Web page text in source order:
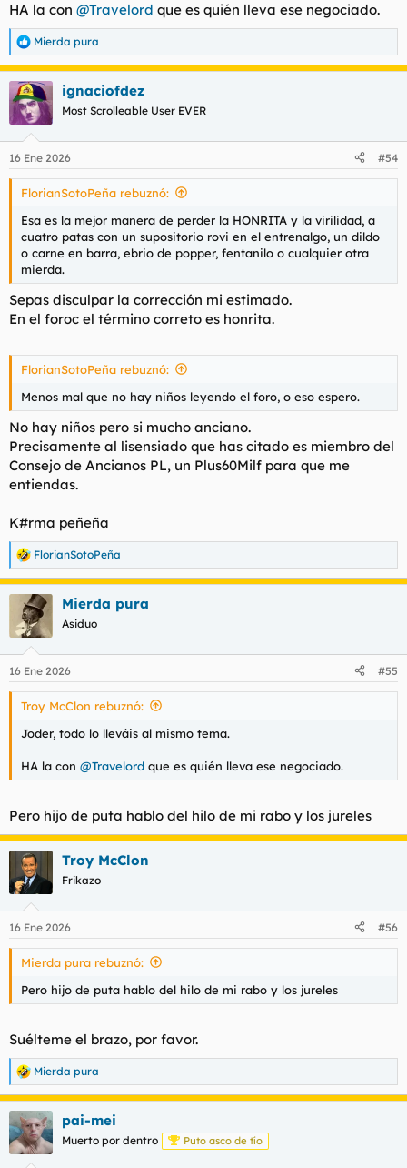
HA la con @Travelord que es quién lleva ese negociado.
R
e
a
c
c
i
e
s
Mierda pura
ignaciofdez
Most Scrolleable User EVER
16 Ene 2026 #54
FlorianSotoPeña rebuznó:
Esa es la mejor manera de perder la HONRITA y la virilidad, a
cuatro patas con un supositorio rovi en el entrenalgo, un dildo
o carne en barra, ebrio de popper, fentanilo o cualquier otra
mierda.
Sepas disculpar la corrección mi estimado.
En el foroc el término correto es honrita.
FlorianSotoPeña rebuznó:
Menos mal que no hay niños leyendo el foro, o eso espero.
No hay niños pero si mucho anciano.
Precisamente al lisensiado que has citado es miembro del
Consejo de Ancianos PL, un Plus60Milf para que me
entiendas.
K#rma peñeña
R
e
a
i
e
s
FlorianSotoPeña
Mierda pura
Asiduo
16 Ene 2026 #55
Troy McClon rebuznó:
Joder, todo lo lleváis al mismo tema.
HA la con @Travelord que es quién lleva ese negociado.
Pero hijo de puta hablo del hilo de mi rabo y los jureles
Troy McClon
Frikazo
16 Ene 2026 #56
Mierda pura rebuznó:
Pero hijo de puta hablo del hilo de mi rabo y los jureles
Suélteme el brazo, por favor.
R
e
a
c
c
i
Mierda pura
pai-mei
Muerto por dentro Puto asco de tío